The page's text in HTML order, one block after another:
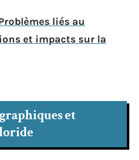
liés au
et impacts sur la
et